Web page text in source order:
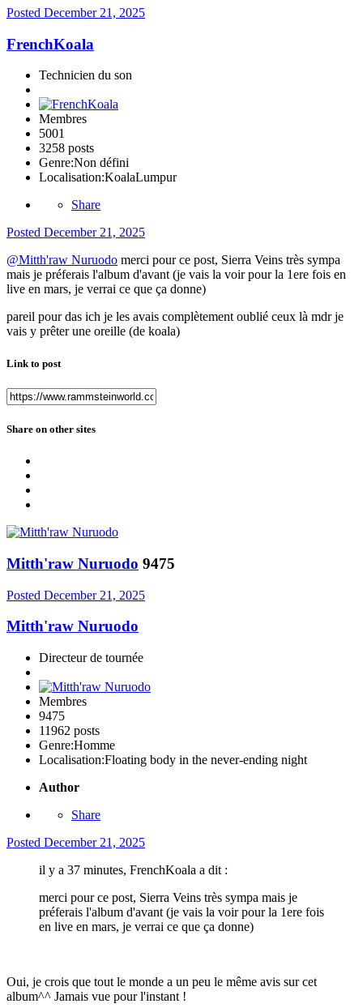
Posted December 21, 2025
FrenchKoala
Technicien du son
Membres
5001
3258 posts
Genre:Non défini
Localisation:KoalaLumpur
Share
Posted December 21, 2025
@Mitth'raw Nuruodo merci pour ce post, Sierra Veins très sympa
mais je préferais l'album d'avant (je vais la voir pour la 1ere fois en
live en mars, je verrai ce que ça donne)
pareil pour das ich je les avais complètement oublié ceux là mdr je
vais y prêter une oreille (de koala)
Link to post
Share on other sites
Mitth'raw Nuruodo 9475
Posted December 21, 2025
Mitth'raw Nuruodo
Directeur de tournée
Membres
9475
11962 posts
Genre:Homme
Localisation:Floating body in the never-ending night
Author
Share
Posted December 21, 2025
il y a 37 minutes, FrenchKoala a dit :
merci pour ce post, Sierra Veins très sympa mais je
préferais l'album d'avant (je vais la voir pour la 1ere fois
en live en mars, je verrai ce que ça donne)
Oui, je crois que tout le monde a un peu le même avis sur cet
album^^ Jamais vue pour l'instant !